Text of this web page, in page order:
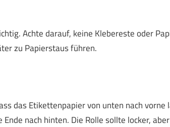
Achte darauf, keine Klebereste oder
zu Papierstaus führen.
das Etikettenpapier von unten nach vorne
nach hinten. Die Rolle sollte locker,